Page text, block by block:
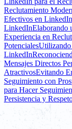
Reclutamiento
Efectivos en LinkedIn
LinkedInElaborando
Experiencia en
PotencialesUtilizando
LinkedIn
Mensajes Directos
AtractivosEvitando
Seguimiento con
para Hacer
Persistencia y